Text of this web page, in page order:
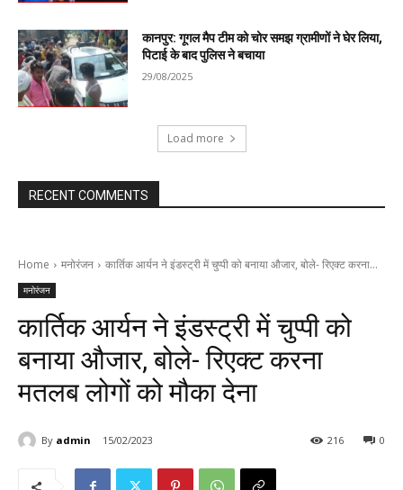
कानपुर: गूगल मैप टीम को चोर समझ ग्रामीणों ने घेर लिया,
पिटाई के बाद पुलिस ने बचाया
29/08/2025
Load more
RECENT COMMENTS